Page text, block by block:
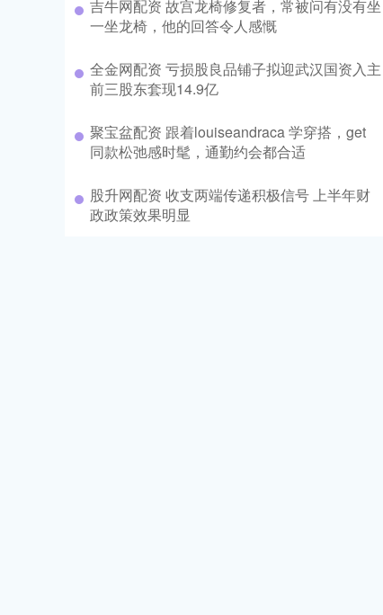
吉牛网配资 故宫龙椅修复者，常被问有没有坐
一坐龙椅，他的回答令人感慨
全金网配资 亏损股良品铺子拟迎武汉国资入主
前三股东套现14.9亿
聚宝盆配资 跟着louiseandraca 学穿搭，get
同款松弛感时髦，通勤约会都合适
股升网配资 收支两端传递积极信号 上半年财
政政策效果明显